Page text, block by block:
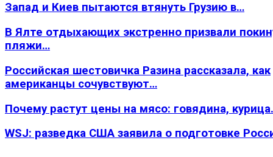
Запад и Киев пытаются втянуть Грузию в…
В Ялте отдыхающих экстренно призвали
пляжи…
Российская шестовичка Разина рассказала, как
американцы сочувствуют…
Почему растут цены на мясо: говядина,
WSJ: разведка США заявила о подготовке